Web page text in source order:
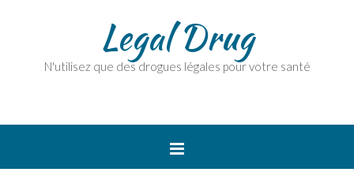
Legal Drug
N'utilisez que des drogues légales pour votre santé